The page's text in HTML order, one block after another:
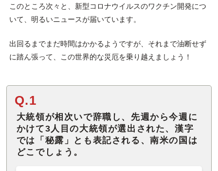
このところ次々と、新型コロナウイルスのワクチン開発につ
いて、明るいニュースが届いています。
出回るまでまだ時間はかかるようですが、それまで油断せず
に踏ん張って、この世界的な災厄を乗り越えましょう！
Q.1
大統領が相次いで辞職し、先週から今週に
かけて3人目の大統領が選出された、漢字
では「秘露」とも表記される、南米の国は
どこでしょう。